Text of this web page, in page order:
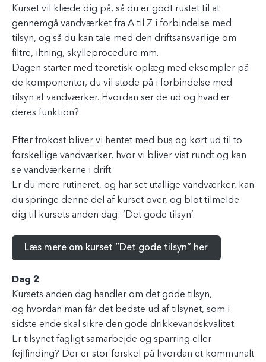
Kurset vil klæde dig på, så du er godt rustet til at
gennemgå vandværket fra A til Z i forbindelse med
tilsyn, og så du kan tale med den driftsansvarlige om
filtre, iltning, skylleprocedure mm.
Dagen starter med teoretisk oplæg med eksempler på
de komponenter, du vil støde på i forbindelse med
tilsyn af vandværker. Hvordan ser de ud og hvad er
deres funktion?
Efter frokost bliver vi hentet med bus og kørt ud til to
forskellige vandværker, hvor vi bliver vist rundt og kan
se vandværkerne i drift.
Er du mere rutineret, og har set utallige vandværker, kan
du springe denne del af kurset over, og blot tilmelde
dig til kursets anden dag: ‘Det gode tilsyn’.
Læs mere om kurset “Det gode tilsyn” her
Dag 2
Kursets anden dag handler om det gode tilsyn,
og hvordan man får det bedste ud af tilsynet, som i
sidste ende skal sikre den gode drikkevandskvalitet.
Er tilsynet fagligt samarbejde og sparring eller
fejlfinding? Der er stor forskel på hvordan et kommunalt